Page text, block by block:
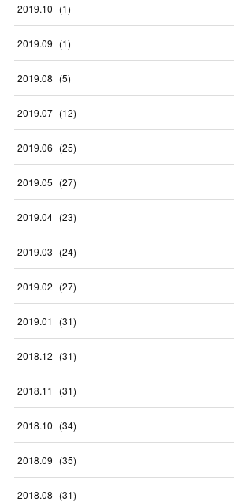
2019.10 (1)
2019.09 (1)
2019.08 (5)
2019.07 (12)
2019.06 (25)
2019.05 (27)
2019.04 (23)
2019.03 (24)
2019.02 (27)
2019.01 (31)
2018.12 (31)
2018.11 (31)
2018.10 (34)
2018.09 (35)
2018.08 (31)